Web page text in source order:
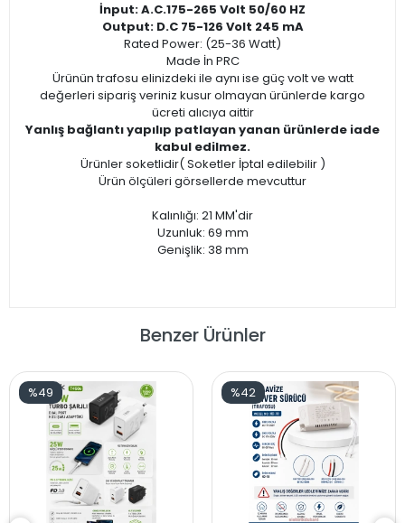
İnput: A.C.175-265 Volt 50/60 HZ
Output: D.C 75-126 Volt 245 mA
Rated Power: (25-36 Watt)
Made İn PRC
Ürünün trafosu elinizdeki ile aynı ise güç volt ve watt
değerleri sipariş veriniz kusur olmayan ürünlerde kargo
ücreti alıcıya aittir
Yanlış bağlantı yapılıp patlayan yanan ürünlerde iade
kabul edilmez.
Ürünler soketlidir( Soketler İptal edilebilir )
Ürün ölçüleri görsellerde mevcuttur
Kalınlığı: 21 MM'dir
Uzunluk: 69 mm
Genişlik: 38 mm
Benzer Ürünler
%49 %42